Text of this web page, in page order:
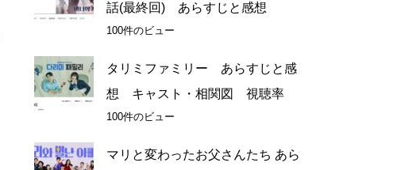
話(最終回) あらすじと感想
100件のビュー
タリミファミリー あらすじと感
想 キャスト・相関図 視聴率
100件のビュー
マリと変わったお父さんたち あら